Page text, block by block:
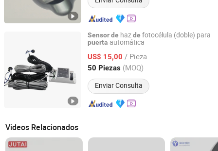
Sensorde hazde fotocélula (doble) para
puerta automática
US$ 15,00 / Pieza
50 Piezas (MOQ)
Enviar Consulta
Jiangsu Deper Door Control Technology Co., Ltd.
Jiangsu, China Desde 2015
Videos Relacionados